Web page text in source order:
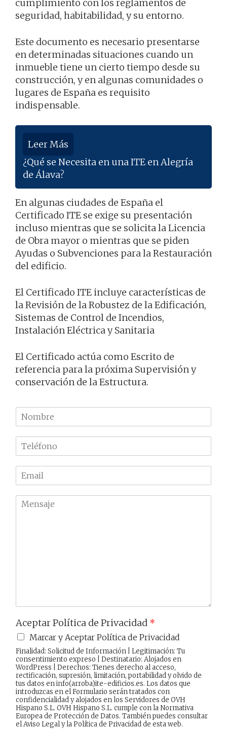
cumplimiento con los reglamentos de
seguridad, habitabilidad, y su entorno.
Este documento es necesario presentarse
en determinadas situaciones cuando un
inmueble tiene un cierto tiempo desde su
construcción, y en algunas comunidades o
lugares de España es requisito
indispensable.
Leer Más
¿Qué se Necesita en una ITE en Alegría
de Álava?
En algunas ciudades de España el
Certificado ITE se exige su presentación
incluso mientras que se solicita la Licencia
de Obra mayor o mientras que se piden
Ayudas o Subvenciones para la Restauración
del edificio.
El Certificado ITE incluye características de
la Revisión de la Robustez de la Edificación,
Sistemas de Control de Incendios,
Instalación Eléctrica y Sanitaria
El Certificado actúa como Escrito de
referencia para la próxima Supervisión y
conservación de la Estructura.
N
o
m
r
e
l
f
m
a
M
Aceptar Política de Privacidad *
Marcar y Aceptar Política de Privacidad
Finalidad: Solicitud de Información | Legitimación: Tu
consentimiento expreso | Destinatario: Alojados en
WordPress | Derechos: Tienes derecho al acceso,
rectificación, supresión, limitación, portabilidad y olvido de
tus datos en info(arroba)ite-edificios.es. Los datos que
introduzcas en el Formulario serán tratados con
confidencialidad y alojados en los Servidores de OVH
Hispano S.L. OVH Hispano S.L. cumple con la Normativa
Europea de Protección de Datos. También puedes consultar
elAviso Legaly laPolítica de Privacidadde esta web.